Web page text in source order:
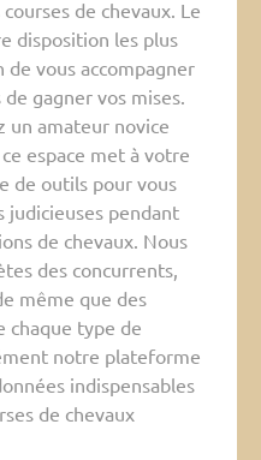
de chevaux. Le
disposition les plus
vous accompagner
gagner vos mises.
un amateur novice
espace met à votre
de outils pour vous
judicieuses pendant
de chevaux. Nous
des concurrents,
même que des
chaque type de
notre plateforme
indispensables
de chevaux